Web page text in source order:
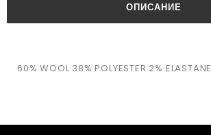
ОПИСАНИЕ
60% WOOL 38% POLYESTER 2% ELASTANE